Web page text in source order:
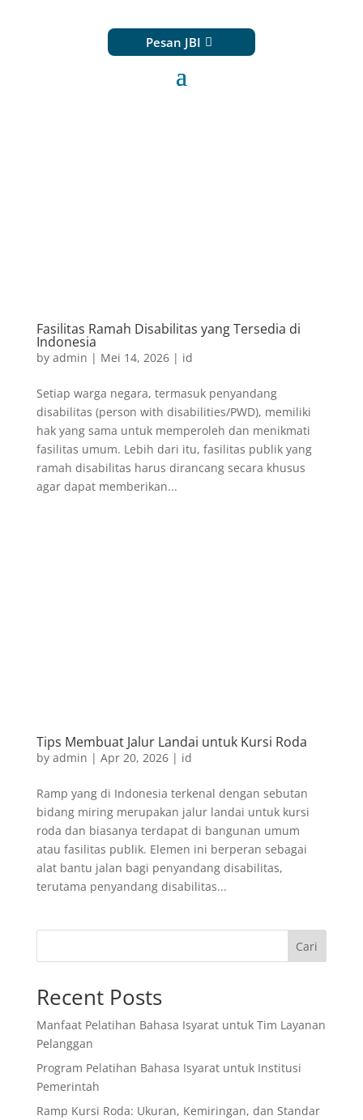
Pesan JBI
Fasilitas Ramah Disabilitas yang Tersedia di
Indonesia
by admin | Mei 14, 2026| id
Setiap warga negara, termasuk penyandang
disabilitas (person with disabilities/PWD), memiliki
hak yang sama untuk memperoleh dan menikmati
fasilitas umum. Lebih dari itu, fasilitas publik yang
ramah disabilitas harus dirancang secara khusus
agar dapat memberikan...
Tips Membuat Jalur Landai untuk Kursi Roda
by admin | Apr 20, 2026| id
Ramp yang di Indonesia terkenal dengan sebutan
bidang miring merupakan jalur landai untuk kursi
roda dan biasanya terdapat di bangunan umum
atau fasilitas publik. Elemen ini berperan sebagai
alat bantu jalan bagi penyandang disabilitas,
terutama penyandang disabilitas...
Cari
Recent Posts
Manfaat Pelatihan Bahasa Isyarat untuk Tim Layanan
Pelanggan
Program Pelatihan Bahasa Isyarat untuk Institusi
Pemerintah
Ramp Kursi Roda: Ukuran, Kemiringan, dan Standar